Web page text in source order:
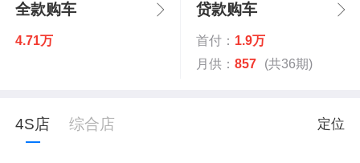
全款购车
4.71万
贷款购车
首付： 1.9万
月供： 857 (共36期)
4S店 综合店 定位